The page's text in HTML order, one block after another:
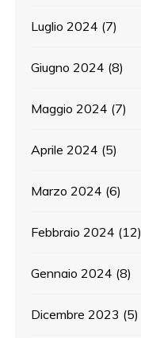
Luglio 2024 (7)
Giugno 2024 (8)
Maggio 2024 (7)
Aprile 2024 (5)
Marzo 2024 (6)
Febbraio 2024 (12)
Gennaio 2024 (8)
Dicembre 2023 (5)